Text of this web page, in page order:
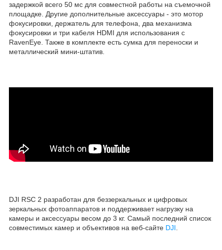
задержкой всего 50 мс для совместной работы на съемочной
площадке. Другие дополнительные аксессуары - это мотор
фокусировки, держатель для телефона, два механизма
фокусировки и три кабеля HDMI для использования с
RavenEye. Также в комплекте есть сумка для переноски и
металлический мини-штатив.
DJI RSC 2 разработан для беззеркальных и цифровых
зеркальных фотоаппаратов и поддерживает нагрузку на
камеры и аксессуары весом до 3 кг. Самый последний список
совместимых камер и объективов на веб-сайте DJI.